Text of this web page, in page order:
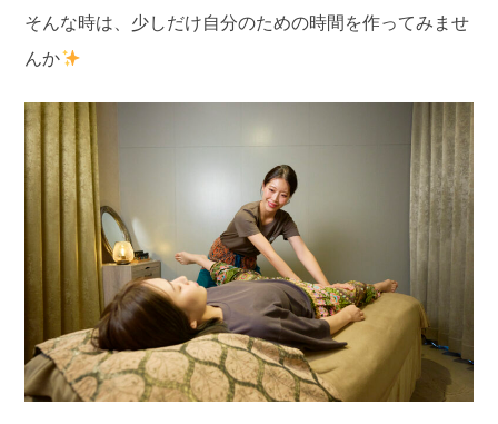
そんな時は、少しだけ自分のための時間を作ってみませ
んか